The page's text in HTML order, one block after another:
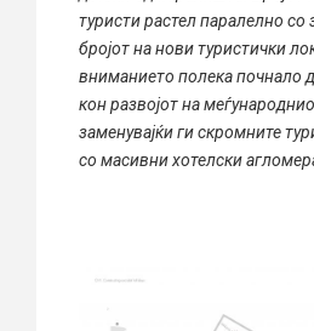
туристи растел паралелно
бројот на нови туристички
вниманието полека почнало
кон развојот на
заменувајќи ги скромните
со масивни хотелски